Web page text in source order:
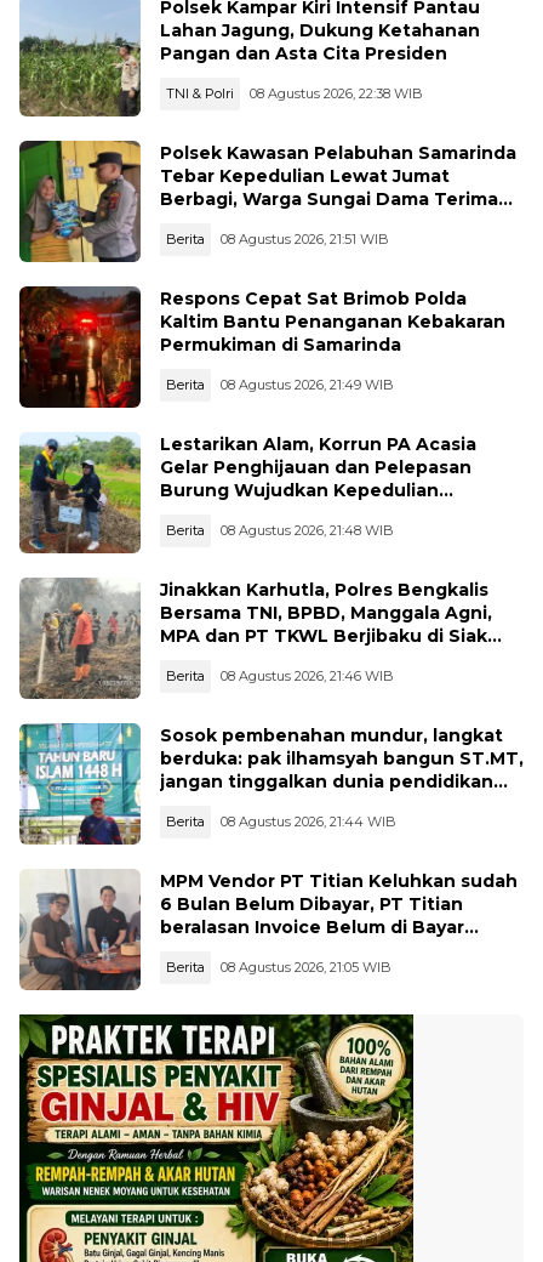
Polsek Kampar Kiri Intensif Pantau
Lahan Jagung, Dukung Ketahanan
Pangan dan Asta Cita Presiden
TNI & Polri 08 Agustus 2026, 22:38 WIB
Polsek Kawasan Pelabuhan Samarinda
Tebar Kepedulian Lewat Jumat
Berbagi, Warga Sungai Dama Terima
Berita 08 Agustus 2026, 21:51 WIB
Respons Cepat Sat Brimob Polda
Kaltim Bantu Penanganan Kebakaran
Permukiman di Samarinda
Berita 08 Agustus 2026, 21:49 WIB
Lestarikan Alam, Korrun PA Acasia
Gelar Penghijauan dan Pelepasan
Burung Wujudkan Kepedulian
Berita 08 Agustus 2026, 21:48 WIB
Jinakkan Karhutla, Polres Bengkalis
Bersama TNI, BPBD, Manggala Agni,
MPA dan PT TKWL Berjibaku di Siak
Berita 08 Agustus 2026, 21:46 WIB
Sosok pembenahan mundur, langkat
berduka: pak ilhamsyah bangun ST.MT,
jangan tinggalkan dunia pendidikan
Berita 08 Agustus 2026, 21:44 WIB
MPM Vendor PT Titian Keluhkan sudah
6 Bulan Belum Dibayar, PT Titian
beralasan Invoice Belum di Bayar
Berita 08 Agustus 2026, 21:05 WIB